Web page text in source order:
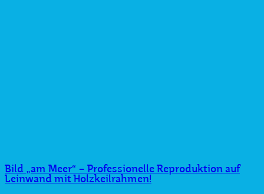
Bild „am Meer“ – Professionelle Reproduktion auf
Leinwand mit Holzkeilrahmen!